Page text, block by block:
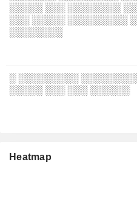
░░░░░ ░░░ ░░░░░░░░
░░░ ░░░░░ ░░░░░░░░░
░░░░░░░░
░ ░░░░░░░░░
░░░░░ ░░░ ░░░ ░░░░░░
Heatmap